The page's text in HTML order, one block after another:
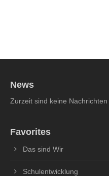
News
Zurzeit sind keine Nachrichten
Favorites
Das sind Wir
Schulentwicklung